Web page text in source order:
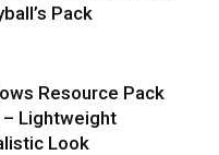
Pack
Resource Pack
– Lightweight
Look